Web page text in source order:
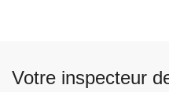
Votre inspecteur